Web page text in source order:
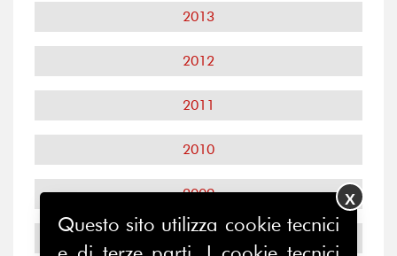
2013
2012
2011
2010
2009
Questo sito utilizza cookie tecnici
X